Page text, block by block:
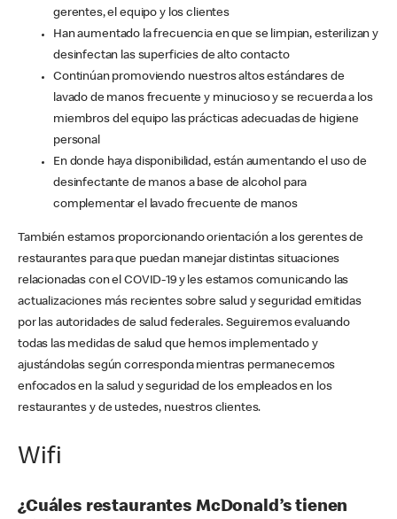
gerentes, el equipo y los clientes
Han aumentado la frecuencia en que se limpian, esterilizan y
desinfectan las superficies de alto contacto
Continúan promoviendo nuestros altos estándares de
lavado de manos frecuente y minucioso y se recuerda a los
miembros del equipo las prácticas adecuadas de higiene
personal
En donde haya disponibilidad, están aumentando el uso de
desinfectante de manos a base de alcohol para
complementar el lavado frecuente de manos
También estamos proporcionando orientación a los gerentes de
restaurantes para que puedan manejar distintas situaciones
relacionadas con el COVID-19 y les estamos comunicando las
actualizaciones más recientes sobre salud y seguridad emitidas
por las autoridades de salud federales. Seguiremos evaluando
todas las medidas de salud que hemos implementado y
ajustándolas según corresponda mientras permanecemos
enfocados en la salud y seguridad de los empleados en los
restaurantes y de ustedes, nuestros clientes.
Wifi
¿Cuáles restaurantes McDonald’s tienen